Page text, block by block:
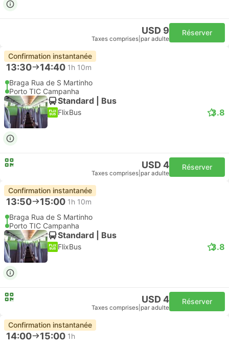
USD 9
Taxes comprises par adulte
Réserver
Confirmation instantanée
13:30 14:40 1h 10m
Braga Rua de S Martinho
Porto TIC Campanha
Standard | Bus
FlixBus 3.8
USD 4
Taxes comprises par adulte
Réserver
Confirmation instantanée
13:50 15:00 1h 10m
Braga Rua de S Martinho
Porto TIC Campanha
Standard | Bus
FlixBus 3.8
USD 4
Taxes comprises par adulte
Réserver
Confirmation instantanée
14:00 15:00 1h